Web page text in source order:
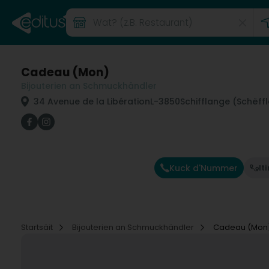
Cadeau (Mon)
34 Avenue de la LibérationL-3850Schifflange
Kuck d'Nummer
Startsäit
Bijouterien an Schmuckhändler Cadeau